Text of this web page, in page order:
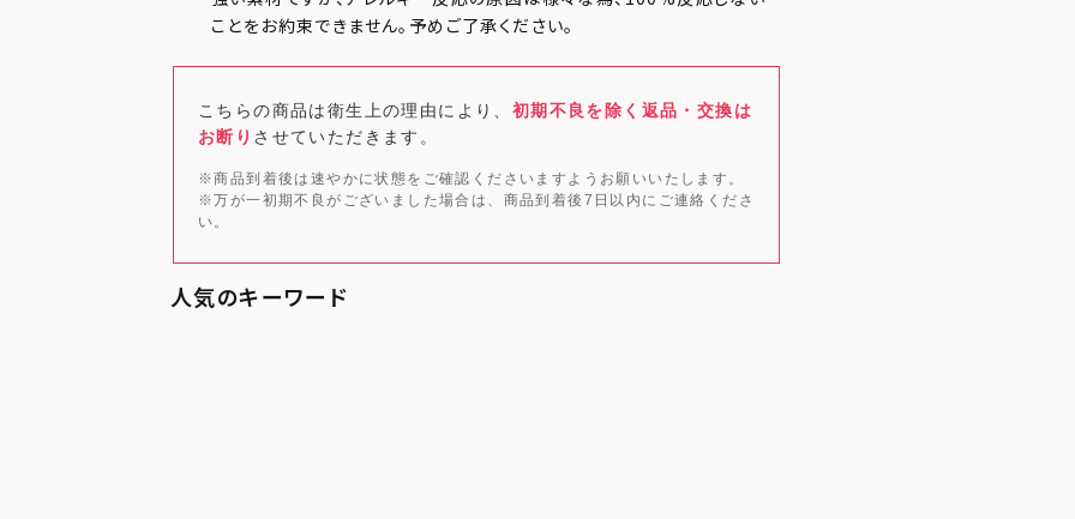
ことをお約束できません。予めご了承ください。
こちらの商品は衛生上の理由により、 初期不良を除く返品・交換は
お断り させていただきます。
※商品到着後は速やかに状態をご確認くださいますようお願いいたします。
※万が一初期不良がございました場合は、商品到着後7日以内にご連絡くださ
い。